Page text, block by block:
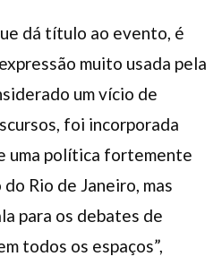
dá título ao evento, é
muito usada pela
um vício de
foi incorporada
uma política fortemente
Rio de Janeiro, mas
para os debates de
todos os espaços”,